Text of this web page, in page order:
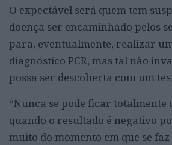
O expectável será quem tem
doença ser encaminhado pelos
para, eventualmente, realizar
diagnóstico PCR, mas tal não
possa ser descoberta com um
“Nunca se pode ficar totalmente
quando o resultado é negativo
muito do momento em que se faz